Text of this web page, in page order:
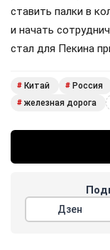
ставить палки в
и начать
стал для Пекина
# Китай # Россия
# железная дорога
Дзен